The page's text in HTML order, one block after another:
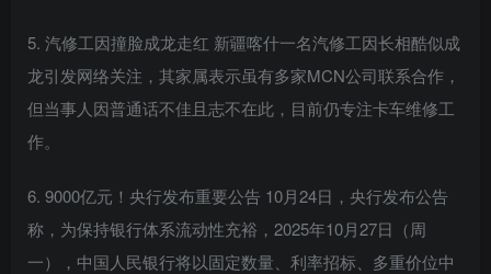
5. 汽修工因撞脸成龙走红 新疆喀什一名汽修工因长相酷似成
龙引发网络关注，其家属表示虽有多家MCN公司联系合作，
但当事人因普通话不佳且志不在此，目前仍专注卡车维修工
作。
6. 9000亿元！央行发布重要公告 10月24日，央行发布公告
称，为保持银行体系流动性充裕，2025年10月27日（周
一），中国人民银行将以固定数量、利率招标、多重价位中